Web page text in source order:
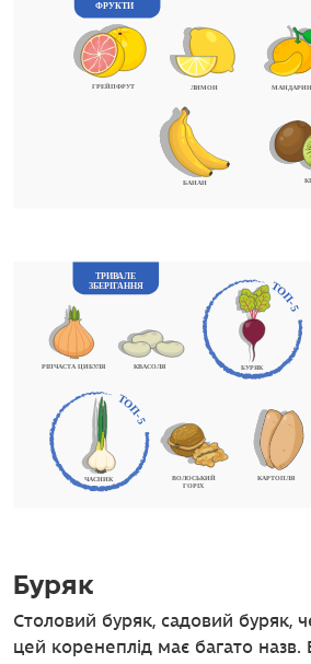
Буряк
Столовий буряк, садовий буряк,
цей коренеплід має багато назв.